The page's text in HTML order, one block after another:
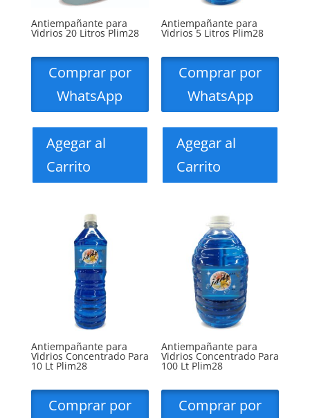
Antiempañante para
Vidrios 20 Litros Plim28
Comprar por
WhatsApp
Agegar al
Carrito
Antiempañante para
Vidrios 5 Litros Plim28
Comprar por
WhatsApp
Agegar al
Carrito
Antiempañante para
Vidrios Concentrado Para
10 Lt Plim28
Comprar por
Antiempañante para
Vidrios Concentrado Para
100 Lt Plim28
Comprar por